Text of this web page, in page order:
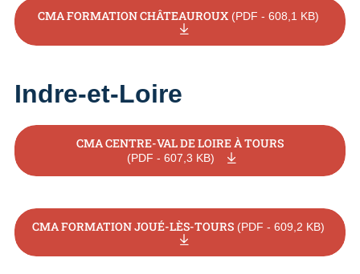
CMA FORMATION CHÂTEAUROUX (PDF - 608,1 KB)
Indre-et-Loire
CMA CENTRE-VAL DE LOIRE À TOURS
(PDF - 607,3 KB)
CMA FORMATION JOUÉ-LÈS-TOURS (PDF - 609,2 KB)